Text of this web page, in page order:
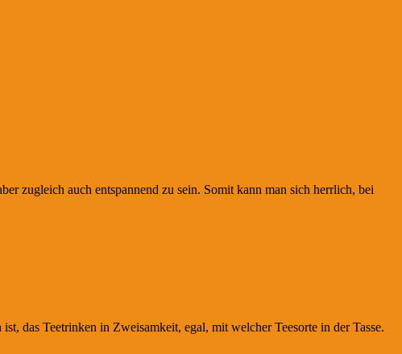
zugleich auch entspannend zu sein. Somit kann man sich herrlich, bei
das Teetrinken in Zweisamkeit, egal, mit welcher Teesorte in der Tasse.